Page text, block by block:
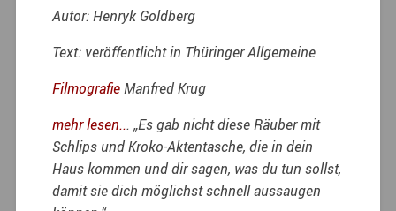
Autor: Henryk Goldberg
Text: veröffentlicht in Thüringer Allgemeine
FilmografieManfred Krug
mehr lesen... „Es gab nicht diese Räuber mit
Schlips und Kroko-Aktentasche, die in dein
Haus kommen und dir sagen, was du tun sollst,
damit sie dich möglichst schnell aussaugen